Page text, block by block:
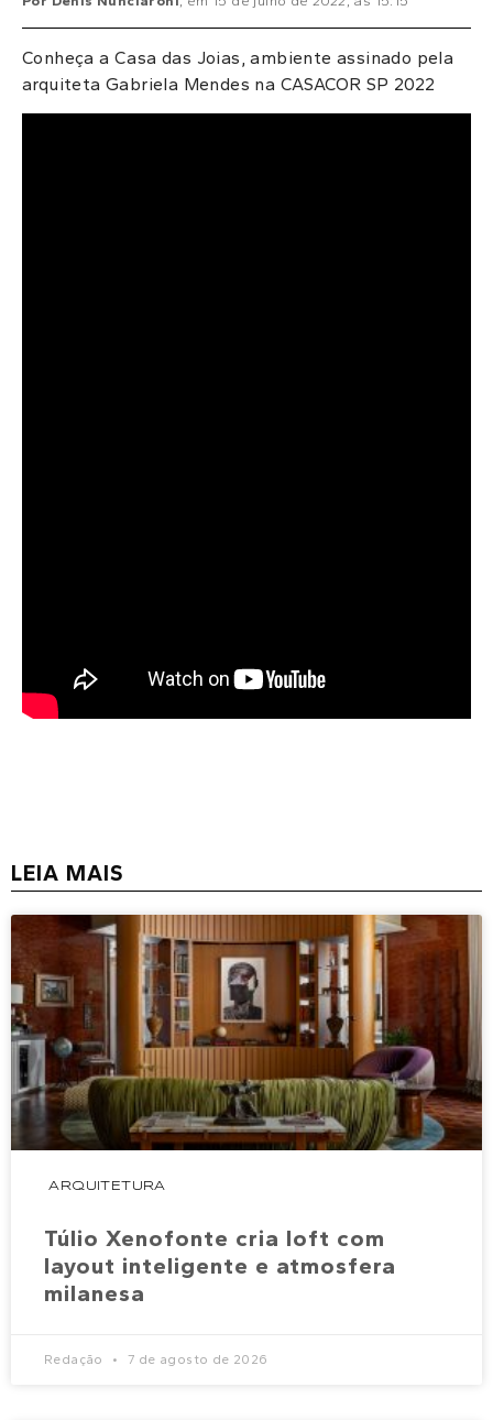
Conheça a Casa das Joias, ambiente assinado pela
arquiteta Gabriela Mendes na CASACOR SP 2022
LEIA MAIS
ARQUITETURA
Túlio Xenofonte cria loft com
layout inteligente e atmosfera
milanesa
Redação 7 de agosto de 2026